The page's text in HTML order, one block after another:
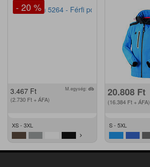
- 20 %
3.467 Ft
(2.730 Ft + ÁFA)
M.egység: db
XS - 3XL
20.808 Ft
(16.384 Ft + ÁFA)
S - 5XL